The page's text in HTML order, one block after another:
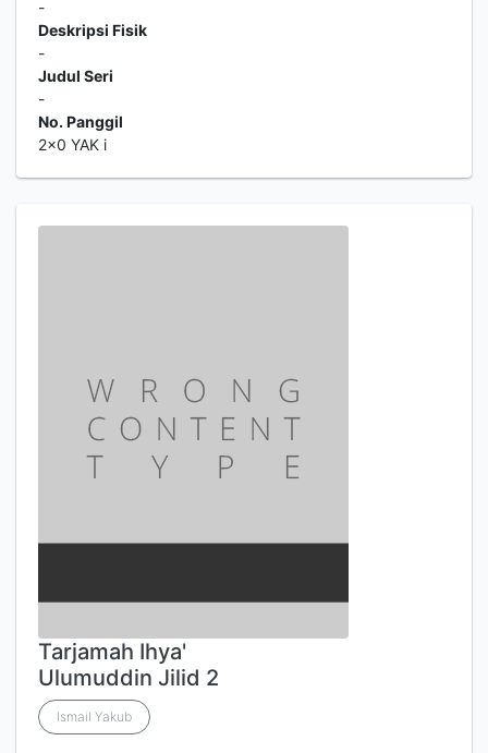
-
Deskripsi Fisik
-
Judul Seri
-
No. Panggil
2x0 YAK i
Tarjamah Ihya'
Ulumuddin Jilid 2
Ismail Yakub